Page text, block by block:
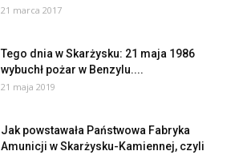
21 marca 2017
Tego dnia w Skarżysku: 21 maja 1986
wybuchł pożar w Benzylu....
21 maja 2019
Jak powstawała Państwowa Fabryka
Amunicji w Skarżysku-Kamiennej, czyli